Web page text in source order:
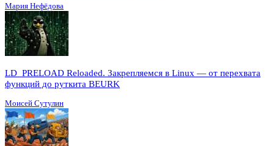
Мария Нефёдова
LD_PRELOAD Reloaded. Закрепляемся в Linux — от перехвата
функций до руткита BEURK
Моисей Сутулин